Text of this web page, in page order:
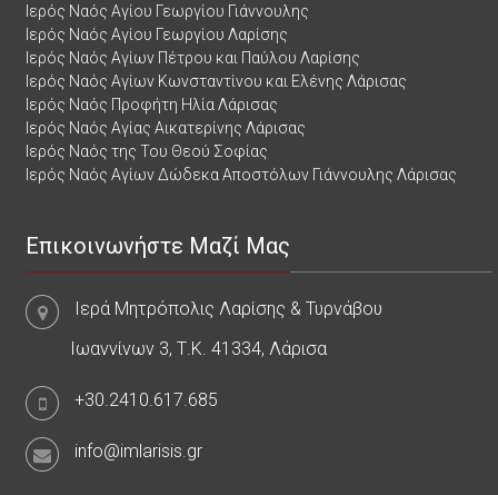
Ιερός Ναός Αγίου Γεωργίου Γιάννουλης
Ιερός Ναός Αγίου Γεωργίου Λαρίσης
Ιερός Ναός Αγίων Πέτρου και Παύλου Λαρίσης
Ιερός Ναός Αγίων Κωνσταντίνου και Ελένης Λάρισας
Ιερός Ναός Προφήτη Ηλία Λάρισας
Ιερός Ναός Αγίας Αικατερίνης Λάρισας
Ιερός Ναός της Του Θεού Σοφίας
Ιερός Ναός Αγίων Δώδεκα Αποστόλων Γιάννουλης Λάρισας
Επικοινωνήστε Μαζί Μας
Ιερά Μητρόπολις Λαρίσης & Τυρνάβου
Ιωαννίνων 3, Τ.Κ. 41334, Λάρισα
+30.2410.617.685
info@imlarisis.gr